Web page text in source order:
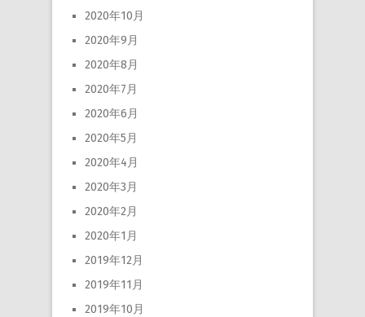
2020年10月
2020年9月
2020年8月
2020年7月
2020年6月
2020年5月
2020年4月
2020年3月
2020年2月
2020年1月
2019年12月
2019年11月
2019年10月